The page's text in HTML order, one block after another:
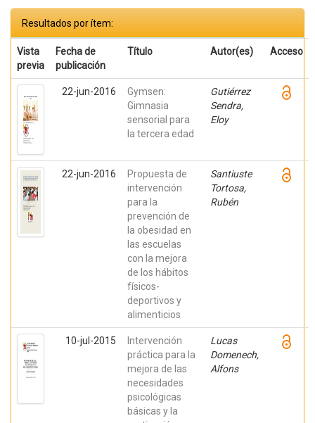
Resultados por ítem:
Vista
previa
Fecha de
publicación
Título Autor(es) Acceso
22-jun-2016
Gymsen:
Gimnasia
sensorial para
la tercera edad
Gutiérrez
Sendra,
Eloy
22-jun-2016
Propuesta de
intervención
para la
prevención de
la obesidad en
las escuelas
con la mejora
de los hábitos
físicos-
deportivos y
alimenticios
Santiuste
Tortosa,
Rubén
10-jul-2015
Intervención
práctica para la
mejora de las
necesidades
psicológicas
básicas y la
Lucas
Domenech,
Alfons